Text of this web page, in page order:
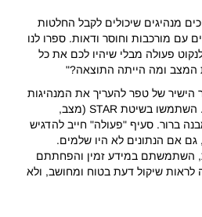
מנהיגים שיכולים לקבל החלטות
עם מורכבות וחוסר ודאות. ספרו לנו
פעולה מבלי שיהיו לכם את כל
המצב ומה הייתה התוצאה?"
הישיר של טפר להעריך את המנהיגות
שלכם המבוססת על נתונים. השתמשו בשיטת STAR (מצב,
ברור. סעיף "פעולה" חייב להדגיש
אם הנתונים לא היו שלמים.
השתמשתם במידע זמין והפחתתם
לראות שיקול דעת בטוח ומחושב, ולא